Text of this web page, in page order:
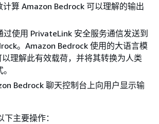
计算 Amazon Bedrock 可以理解的输出
过使用 PrivateLink 安全服务通信发送到
。Amazon Bedrock 使用的大语言模
以理解此有效载荷，并将其转换为人类
Bedrock 聊天控制台上向用户显示输
主要操作：